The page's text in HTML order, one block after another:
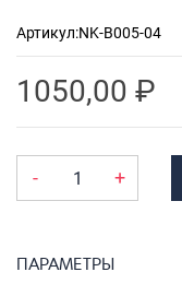
Артикул:NK-B005-04
1050,00 ₽
- +
ПАРАМЕТРЫ